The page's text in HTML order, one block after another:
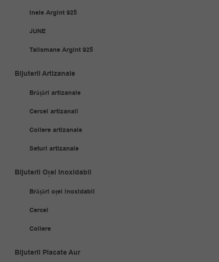
Inele Argint 925
JUNE
Talismane Argint 925
Bijuterii Artizanale
Brățări artizanale
Cercei artizanali
Coliere artizanale
Seturi artizanale
Bijuterii Oțel Inoxidabil
Brățări oțel inoxidabil
Cercei
Coliere
Bijuterii Placate Aur